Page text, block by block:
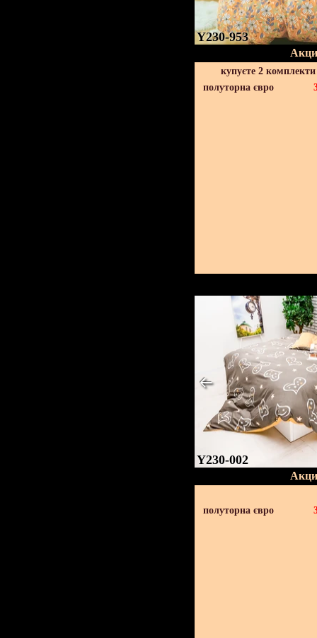
Y230-953
купуєте 2
полуторна євро
Y230-002
полуторна євро